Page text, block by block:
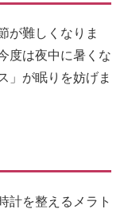
が難しくなりま
度は夜中に暑くな
」が眠りを妨げま
計を整えるメラト